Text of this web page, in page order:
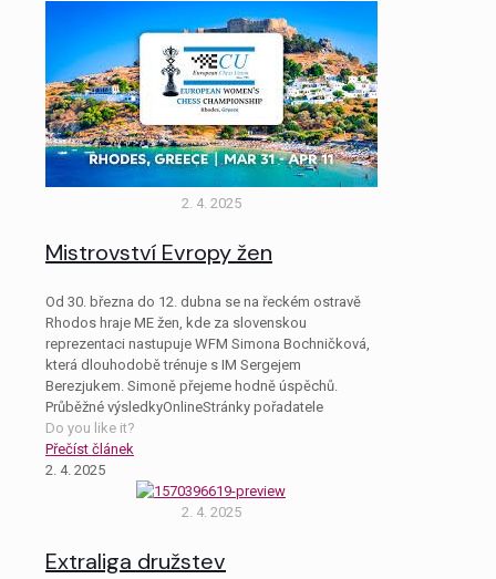
2. 4. 2025
Mistrovství Evropy žen
Od 30. března do 12. dubna se na řeckém ostravě
Rhodos hraje ME žen, kde za slovenskou
reprezentaci nastupuje WFM Simona Bochničková,
která dlouhodobě trénuje s IM Sergejem
Berezjukem. Simoně přejeme hodně úspěchů.
Průběžné výsledkyOnlineStránky pořadatele
Do you like it?
Přečíst článek
2. 4. 2025
2. 4. 2025
Extraliga družstev